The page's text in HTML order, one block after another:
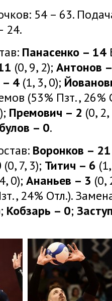
54 – 63.
24.
Панасенко – 14
(0, 9, 2); Антонов
– 4 (1, 3, 0);
(53% Пзт., 26%
Премович – 2 (0,
– 0.
Воронков – 21
(0, 7, 3); Титич – 6
0); Ананьев – 3 (0,
24% Отл.).
Кобзарь – 0;